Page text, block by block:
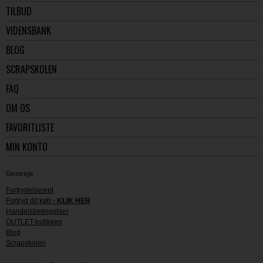
TILBUD
VIDENSBANK
BLOG
SCRAPSKOLEN
FAQ
OM OS
FAVORITLISTE
MIN KONTO
Genveje
Fortrydelsesret
Fortryd dit køb - KLIK HER
Handelsbetingelser
OUTLET-butikken
Blog
Scrapskolen